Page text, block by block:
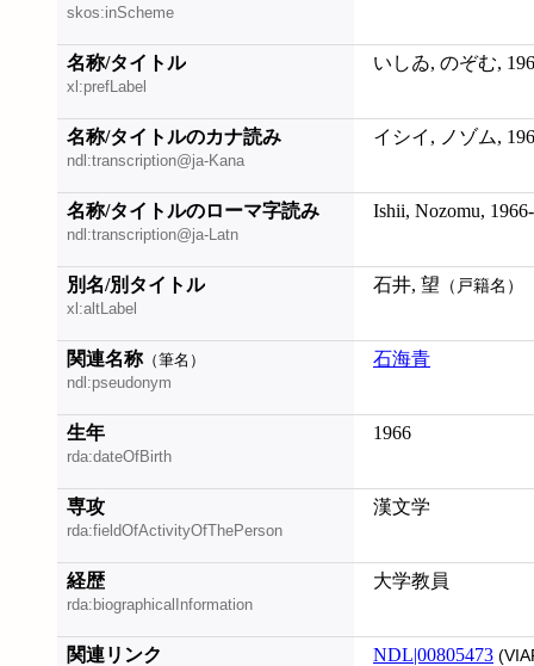
skos:inScheme
名称/タイトル
xl:prefLabel
いしゐ, のぞむ,
名称/タイトルのカナ読み
ndl:transcription@ja-Kana
イシイ, ノゾム,
名称/タイトルのローマ字読み
ndl:transcription@ja-Latn
Ishii, Nozomu, 1966-
別名/別タイトル
xl:altLabel
石井, 望 （戸籍名）
関連名称（筆名）
ndl:pseudonym
石海青
生年
rda:dateOfBirth
1966
専攻
rda:fieldOfActivityOfThePerson
漢文学
経歴
rda:biographicalInformation
大学教員
関連リンク NDL|00805473